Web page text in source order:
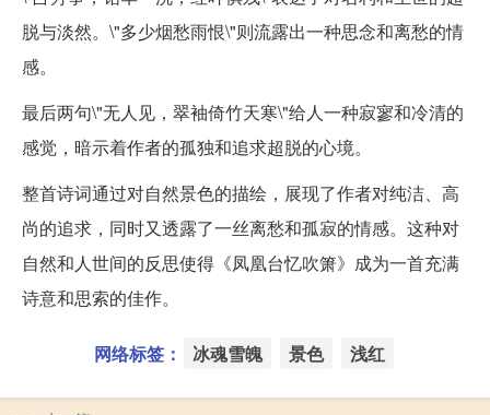
脱与淡然。\"多少烟愁雨恨\"则流露出一种思念和离愁的情
感。
最后两句\"无人见，翠袖倚竹天寒\"给人一种寂寥和冷清的
感觉，暗示着作者的孤独和追求超脱的心境。
整首诗词通过对自然景色的描绘，展现了作者对纯洁、高
尚的追求，同时又透露了一丝离愁和孤寂的情感。这种对
自然和人世间的反思使得《凤凰台忆吹箫》成为一首充满
诗意和思索的佳作。
网络标签： 冰魂雪魄 景色 浅红